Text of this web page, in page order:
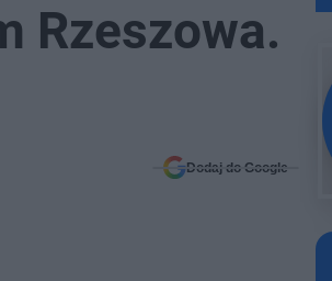
Rzeszowa.
Dodaj do Google